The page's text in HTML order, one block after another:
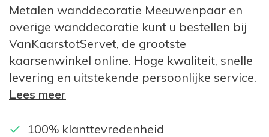
Metalen wanddecoratie Meeuwenpaar en
overige wanddecoratie kunt u bestellen bij
VanKaarstotServet, de grootste
kaarsenwinkel online. Hoge kwaliteit, snelle
levering en uitstekende persoonlijke service.
Lees meer
100% klanttevredenheid